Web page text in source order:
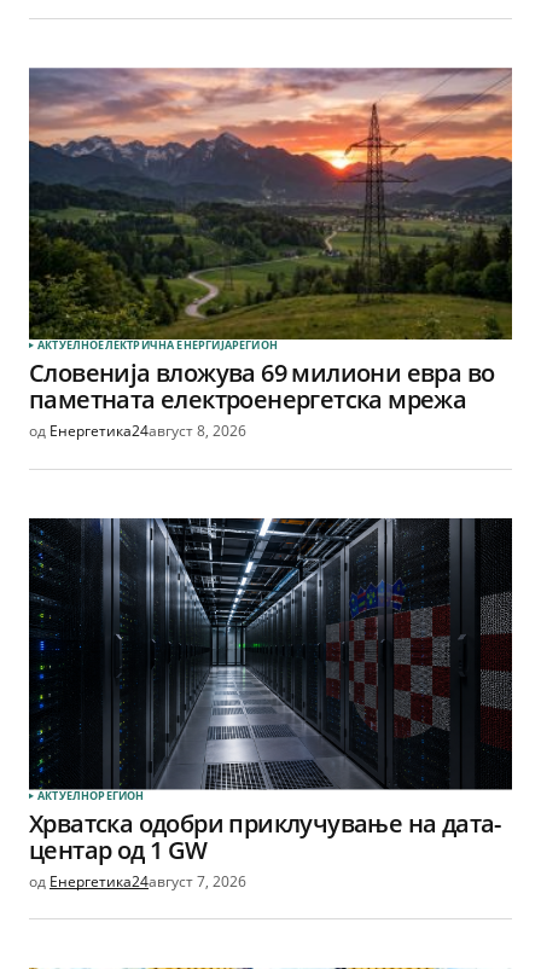
АКТУЕЛНОЕЛЕКТРИЧНА ЕНЕРГИЈАРЕГИОН
Словенија вложува 69 милиони евра во
паметната електроенергетска мрежа
од Енергетика24август 8, 2026
АКТУЕЛНОРЕГИОН
Хрватска одобри приклучување на дата-
центар од 1 GW
од Енергетика24август 7, 2026